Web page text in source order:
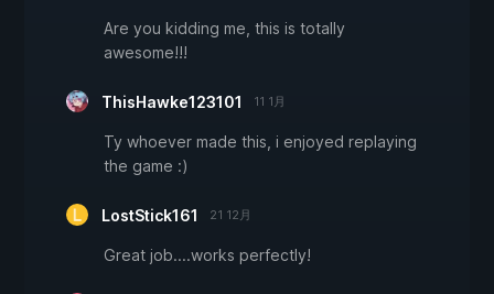
Are you kidding me, this is totally
awesome!!!
ThisHawke123101 11 1月
Ty whoever made this, i enjoyed replaying
the game :)
LostStick161 21 12月
Great job....works perfectly!